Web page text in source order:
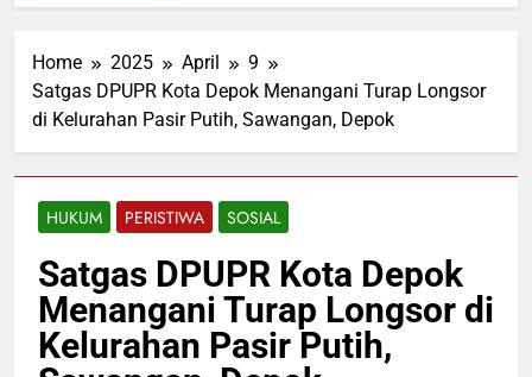
Home 2025 April
9
Satgas DPUPR Kota Depok Menangani Turap Longsor
di Kelurahan Pasir Putih, Sawangan, Depok
HUKUM PERISTIWA SOSIAL
Satgas DPUPR Kota Depok
Menangani Turap Longsor di
Kelurahan Pasir Putih,